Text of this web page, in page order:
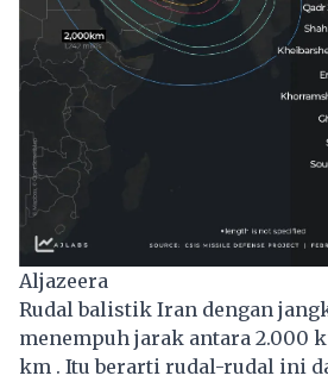
Aljazeera
Rudal balistik Iran dengan
menempuh jarak antara 2.000
km . Itu berarti rudal-rudal ini